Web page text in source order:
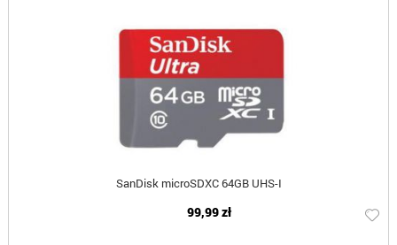
SanDisk microSDXC 64GB UHS-I
99,99 zł